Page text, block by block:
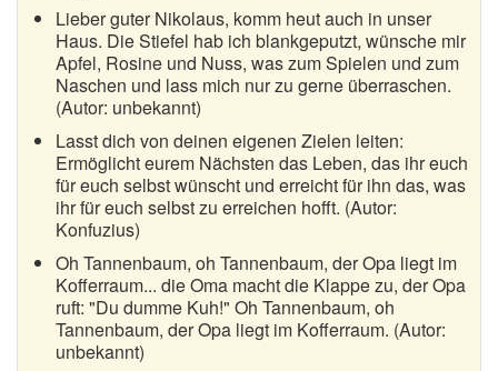
Lieber guter Nikolaus, komm heut auch in unser
Haus. Die Stiefel hab ich blankgeputzt, wünsche mir
Apfel, Rosine und Nuss, was zum Spielen und zum
Naschen und lass mich nur zu gerne überraschen.
(Autor: unbekannt)
Lasst dich von deinen eigenen Zielen leiten:
Ermöglicht eurem Nächsten das Leben, das ihr euch
für euch selbst wünscht und erreicht für ihn das, was
ihr für euch selbst zu erreichen hofft. (Autor:
Konfuzius)
Oh Tannenbaum, oh Tannenbaum, der Opa liegt im
Kofferraum... die Oma macht die Klappe zu, der Opa
ruft: "Du dumme Kuh!" Oh Tannenbaum, oh
Tannenbaum, der Opa liegt im Kofferraum. (Autor:
unbekannt)